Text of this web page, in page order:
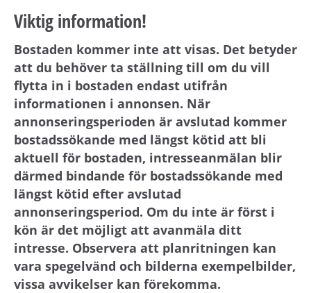
Viktig information!
Bostaden kommer inte att visas. Det betyder
att du behöver ta ställning till om du vill
flytta in i bostaden endast utifrån
informationen i annonsen. När
annonseringsperioden är avslutad kommer
bostadssökande med längst kötid att bli
aktuell för bostaden, intresseanmälan blir
därmed bindande för bostadssökande med
längst kötid efter avslutad
annonseringsperiod. Om du inte är först i
kön är det möjligt att avanmäla ditt
intresse. Observera att planritningen kan
vara spegelvänd och bilderna exempelbilder,
vissa avvikelser kan förekomma.